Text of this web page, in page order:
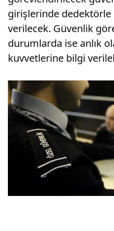
girişlerinde dedektörle
verilecek. Güvenlik
durumlarda ise anlık
kuvvetlerine bilgi